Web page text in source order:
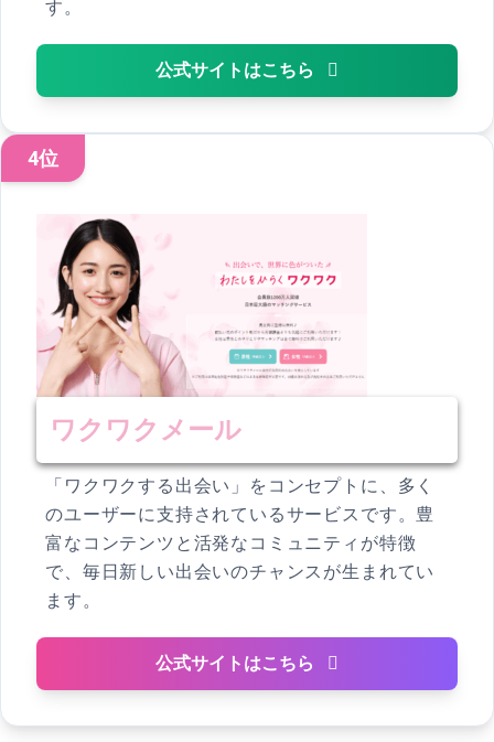
す。
公式サイトはこちら
4位
ワクワクメール
「ワクワクする出会い」をコンセプトに、多く
のユーザーに支持されているサービスです。豊
富なコンテンツと活発なコミュニティが特徴
で、毎日新しい出会いのチャンスが生まれてい
ます。
公式サイトはこちら